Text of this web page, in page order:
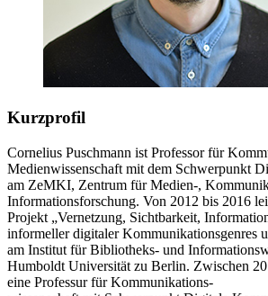
Kurzprofil
Cornelius Puschmann ist Professor für
Medienwissenschaft mit dem Schwerpunkt
am ZeMKI, Zentrum für Medien-,
Informationsforschung. Von 2012 bis 2016
Projekt „Vernetzung, Sichtbarkeit,
informeller digitaler Kommunikationsgenres
am Institut für Bibliotheks- und
Humboldt Universität zu Berlin. Zwischen
eine Professur für Kommunikations-